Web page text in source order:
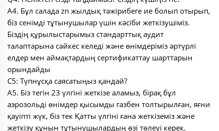
A4. Бұл салада zn жылдық тәжірибеге ие болып отырып,
біз сенімді тұтынушылар үшін кәсіби жеткізушіміз.
Біздің құрылыстарымыз стандарттық аудит
талаптарына сәйкес келеді және өнімдеріміз әртүрлі
елдер мен аймақтардың сертификаттау шарттарын
орындайды
С5: Түпнұсқа саясатыңыз қандай?
A5. Біз тегін 23 үлгіні жеткізе аламыз, бірақ бұл
аэрозольді өнімдер қысымды газбен толтырылған, яғни
қауіпті жүк, біз тек Қатты үлгіні ғана жеткіземіз және
жеткізу құнын тұтынушылардың өзі төлеуі керек.